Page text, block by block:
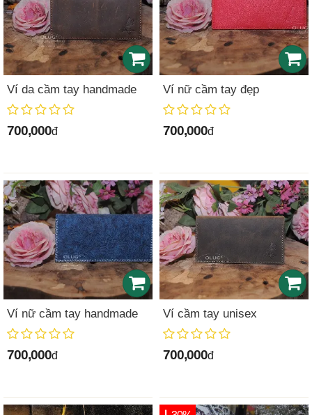
Ví da cầm tay handmade
700,000đ
Ví nữ cầm tay đẹp
700,000đ
Ví nữ cầm tay handmade
700,000đ
Ví cầm tay unisex
700,000đ